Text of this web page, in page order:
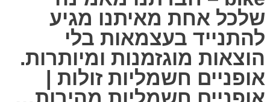
שלכל אחת מאיתנו מגיע
להתנייד בעצמאות בלי
הוצאות מוגזמנות ומיותרות.
אופניים חשמליות זולות |